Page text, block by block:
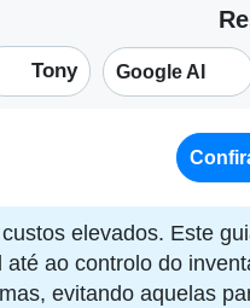
Tony Google AI
elevados. Este
ao controlo do
evitando aquelas